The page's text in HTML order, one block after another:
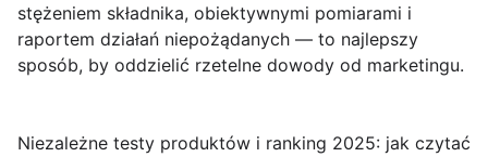
stężeniem składnika, obiektywnymi pomiarami i
raportem działań niepożądanych — to najlepszy
sposób, by oddzielić rzetelne dowody od marketingu.
Niezależne testy produktów i ranking 2025: jak czytać